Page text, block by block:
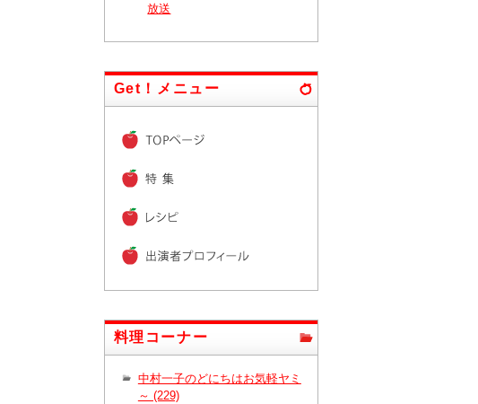
放送
Get！メニュー
料理コーナー
中村一子のどにちはお気軽ヤミ
～ (229)